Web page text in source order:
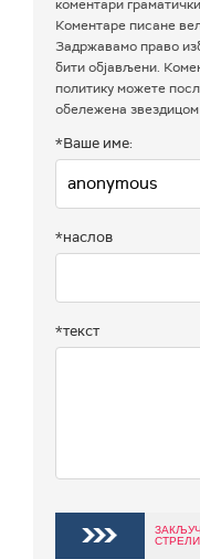
коментари
Коментаре писане
Задржавамо право
бити објављени.
политику можете
обележена
*Ваше име:
*наслов
*текст